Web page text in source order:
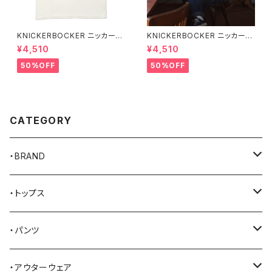
KNICKERBOCKER ニッカーボ
ッカー MILK ハンプトン Tシャ
ツ
¥4,510
50%OFF
KNICKERBOCKER ニッカーボ
ッカー GREEN ハンプトン Tシ
ャツ
¥4,510
50%OFF
CATEGORY
・BRAND
AKER
Alden
ALFONSO'S OF HOLLYWOOD LEATHER
・トップス
Tシャツ
シャツ
・パンツ
ジーンズ
・アウターウェア